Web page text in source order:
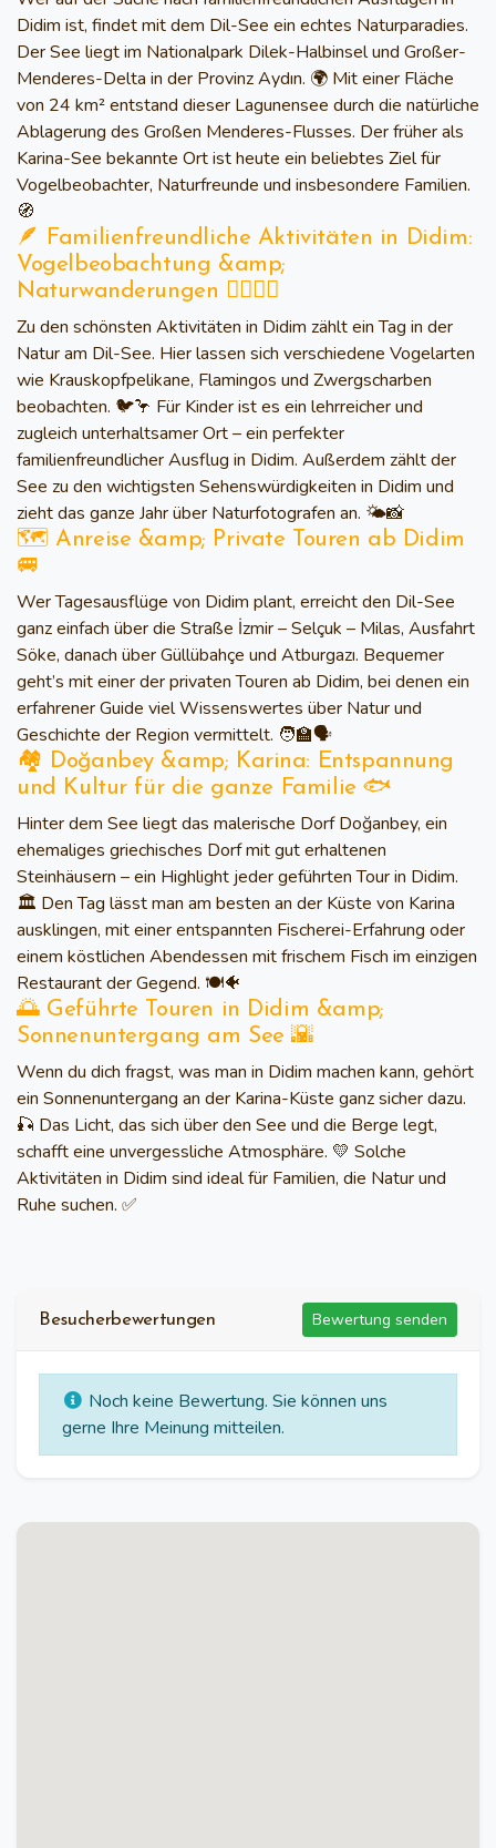
Didim ist, findet mit dem Dil-See ein echtes Naturparadies.
Der See liegt im Nationalpark Dilek-Halbinsel und Großer-
Menderes-Delta in der Provinz Aydın. 🌍 Mit einer Fläche
von 24 km² entstand dieser Lagunensee durch die natürliche
Ablagerung des Großen Menderes-Flusses. Der früher als
Karina-See bekannte Ort ist heute ein beliebtes Ziel für
Vogelbeobachter, Naturfreunde und insbesondere Familien.
🧭
🪶 Familienfreundliche Aktivitäten in Didim:
Vogelbeobachtung &amp;
Naturwanderungen 🚶‍♀️🚶‍♂️
Zu den schönsten Aktivitäten in Didim zählt ein Tag in der
Natur am Dil-See. Hier lassen sich verschiedene Vogelarten
wie Krauskopfpelikane, Flamingos und Zwergscharben
beobachten. 🐦🦩 Für Kinder ist es ein lehrreicher und
zugleich unterhaltsamer Ort – ein perfekter
familienfreundlicher Ausflug in Didim. Außerdem zählt der
See zu den wichtigsten Sehenswürdigkeiten in Didim und
zieht das ganze Jahr über Naturfotografen an. 🌤️📸
🗺️ Anreise &amp; Private Touren ab Didim
🚐
Wer Tagesausflüge von Didim plant, erreicht den Dil-See
ganz einfach über die Straße İzmir – Selçuk – Milas, Ausfahrt
Söke, danach über Güllübahçe und Atburgazı. Bequemer
geht’s mit einer der privaten Touren ab Didim, bei denen ein
erfahrener Guide viel Wissenswertes über Natur und
Geschichte der Region vermittelt. 🧑‍🏫🗣️
🏘️ Doğanbey &amp; Karina: Entspannung
und Kultur für die ganze Familie 🐟
Hinter dem See liegt das malerische Dorf Doğanbey, ein
ehemaliges griechisches Dorf mit gut erhaltenen
Steinhäusern – ein Highlight jeder geführten Tour in Didim.
🏛️ Den Tag lässt man am besten an der Küste von Karina
ausklingen, mit einer entspannten Fischerei-Erfahrung oder
einem köstlichen Abendessen mit frischem Fisch im einzigen
Restaurant der Gegend. 🍽️🐠
🌅 Geführte Touren in Didim &amp;
Sonnenuntergang am See 🌇
Wenn du dich fragst, was man in Didim machen kann, gehört
ein Sonnenuntergang an der Karina-Küste ganz sicher dazu.
🎣 Das Licht, das sich über den See und die Berge legt,
schafft eine unvergessliche Atmosphäre. 💛 Solche
Aktivitäten in Didim sind ideal für Familien, die Natur und
Ruhe suchen. ✅
Besucherbewertungen Bewertung senden
Noch keine Bewertung. Sie können uns
gerne Ihre Meinung mitteilen.